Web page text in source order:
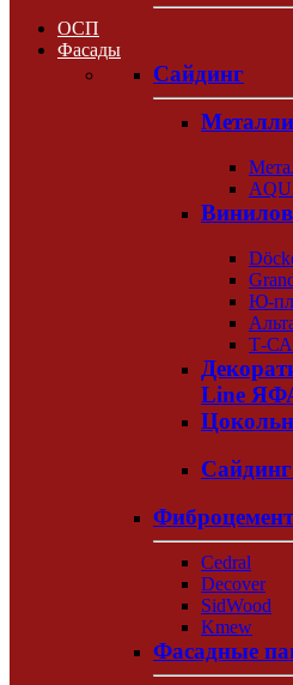
ОСП
Фасады
Сайдинг
Ю-
Т-
Line
Cedral
Decover
SidWood
Kmew
Фасадные